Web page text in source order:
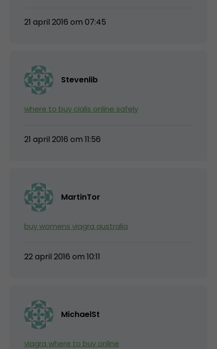
21 april 2016 om 07:45
Stevenlib
where to buy cialis online safely
21 april 2016 om 11:56
MartinTor
buy womens viagra australia
22 april 2016 om 10:11
MichaelSt
viagra where to buy online